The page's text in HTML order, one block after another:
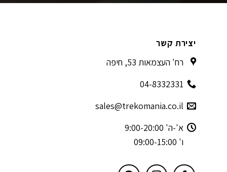
יצירת קשר
רח' העצמאות 53, חיפה
04-8332331
sales@trekomania.co.il
א'-ה' 9:00-20:00
ו' 09:00-15:00